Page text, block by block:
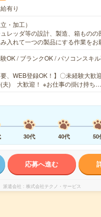
有り
・加工）
レッダ等の設計、製造、箱ものの
入れて一つの製品にする作業を
OK / ブランクOK / パソコンスキ
要、WEB登録OK！】〇未経験大歓
(夫) 大歓迎！ ※お仕事の掛け持ち…
30代 40代 50
応募へ進む
派遣会社 株式会社テクノ・サービス